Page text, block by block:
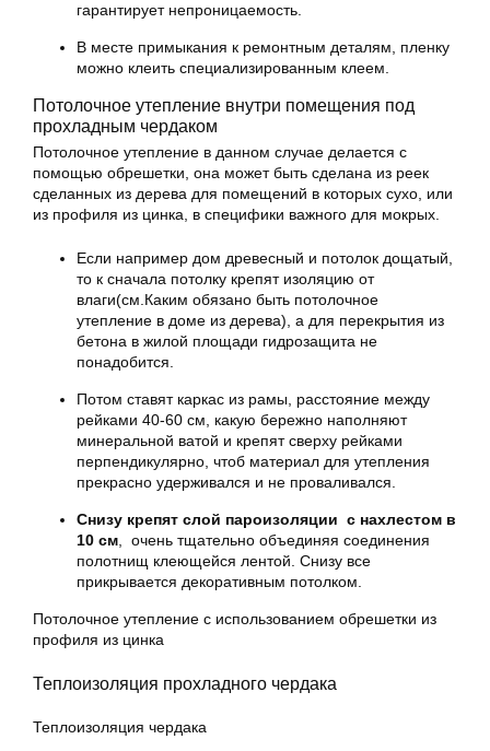
гарантирует непроницаемость.
В месте примыкания к ремонтным деталям, пленку
можно клеить специализированным клеем.
Потолочное утепление внутри помещения под
прохладным чердаком
Потолочное утепление в данном случае делается с
помощью обрешетки, она может быть сделана из реек
сделанных из дерева для помещений в которых сухо, или
из профиля из цинка, в специфики важного для мокрых.
Если например дом древесный и потолок дощатый,
то к сначала потолку крепят изоляцию от
влаги(см.Каким обязано быть потолочное
утепление в доме из дерева), а для перекрытия из
бетона в жилой площади гидрозащита не
понадобится.
Потом ставят каркас из рамы, расстояние между
рейками 40-60 см, какую бережно наполняют
минеральной ватой и крепят сверху рейками
перпендикулярно, чтоб материал для утепления
прекрасно удерживался и не проваливался.
Снизу крепят слой пароизоляции с нахлестом в
10 см, очень тщательно объединяя соединения
полотнищ клеющейся лентой. Снизу все
прикрывается декоративным потолком.
Потолочное утепление с использованием обрешетки из
профиля из цинка
Теплоизоляция прохладного чердака
Теплоизоляция чердака